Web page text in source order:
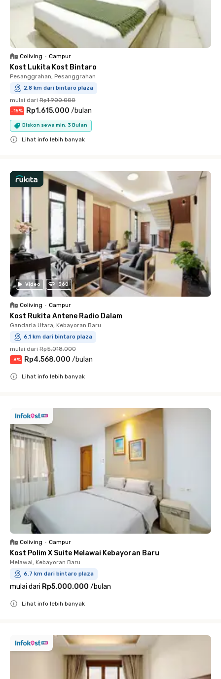
Coliving • Campur
Kost Lukita Kost Bintaro
Pesanggrahan, Pesanggrahan
2.8 km dari bintaro plaza
mulai dari Rp1.900.000
-15% Rp1.615.000 /bulan
Diskon sewa min. 3 Bulan
Lihat info lebih banyak
Video 360
Coliving • Campur
Kost Rukita Antene Radio Dalam
Gandaria Utara, Kebayoran Baru
6.1 km dari bintaro plaza
mulai dari Rp5.018.000
-8% Rp4.568.000 /bulan
Lihat info lebih banyak
Coliving • Campur
Kost Polim X Suite Melawai Kebayoran Baru
Melawai, Kebayoran Baru
6.7 km dari bintaro plaza
mulai dari Rp5.000.000 /bulan
Lihat info lebih banyak